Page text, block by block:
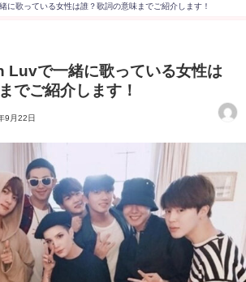
に歌っている女性は誰？歌詞の意味までご紹介します！
Luvで一緒に歌っている女性は
でご紹介します！
9月22日